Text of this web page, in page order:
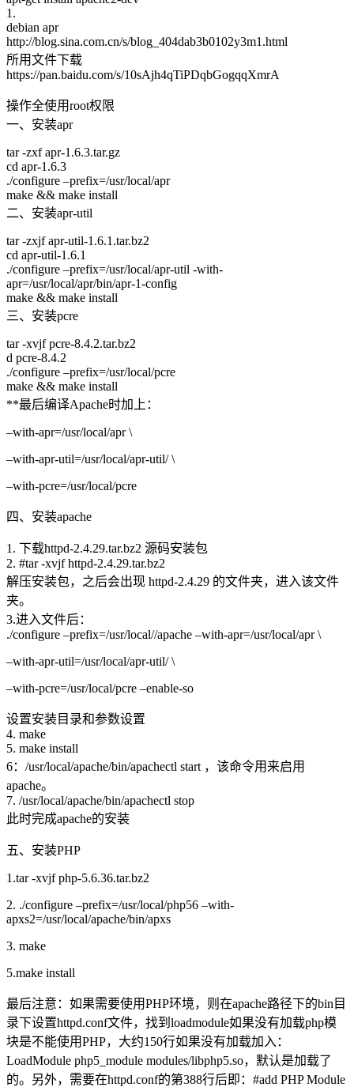
1.
debian apr
http://blog.sina.com.cn/s/blog_404dab3b0102y3m1.html
所用文件下载
https://pan.baidu.com/s/10sAjh4qTiPDqbGogqqXmrA
操作全使用root权限
一、安装apr
tar -zxf apr-1.6.3.tar.gz
cd apr-1.6.3
./configure –prefix=/usr/local/apr
make && make install
二、安装apr-util
tar -zxjf apr-util-1.6.1.tar.bz2
cd apr-util-1.6.1
./configure –prefix=/usr/local/apr-util -with-
apr=/usr/local/apr/bin/apr-1-config
make && make install
三、安装pcre
tar -xvjf pcre-8.4.2.tar.bz2
d pcre-8.4.2
./configure –prefix=/usr/local/pcre
make && make install
**最后编译Apache时加上：
–with-apr=/usr/local/apr \
–with-apr-util=/usr/local/apr-util/ \
–with-pcre=/usr/local/pcre
四、安装apache
1. 下载httpd-2.4.29.tar.bz2 源码安装包
2. #tar -xvjf httpd-2.4.29.tar.bz2
解压安装包，之后会出现 httpd-2.4.29 的文件夹，进入该文件
夹。
3.进入文件后：
./configure –prefix=/usr/local//apache –with-apr=/usr/local/apr \
–with-apr-util=/usr/local/apr-util/ \
–with-pcre=/usr/local/pcre –enable-so
设置安装目录和参数设置
4. make
5. make install
6：/usr/local/apache/bin/apachectl start ，该命令用来启用
apache。
7. /usr/local/apache/bin/apachectl stop
此时完成apache的安装
五、安装PHP
1.tar -xvjf php-5.6.36.tar.bz2
2. ./configure –prefix=/usr/local/php56 –with-
apxs2=/usr/local/apache/bin/apxs
3. make
5.make install
最后注意：如果需要使用PHP环境，则在apache路径下的bin目
录下设置httpd.conf文件，找到loadmodule如果没有加载php模
块是不能使用PHP，大约150行如果没有加载加入：
LoadModule php5_module modules/libphp5.so，默认是加载了
的。另外，需要在httpd.conf的第388行后即：#add PHP Module